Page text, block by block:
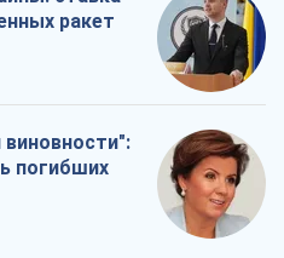
ракет
погибших